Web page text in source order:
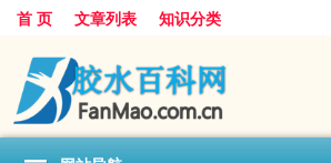
首 页 文章列表 知识分类